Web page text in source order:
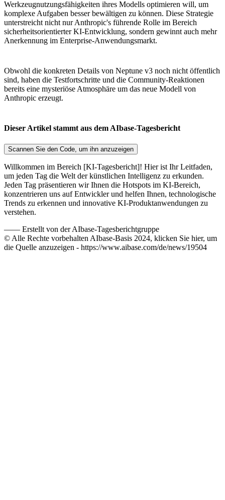
Werkzeugnutzungsfähigkeiten ihres Modells optimieren will, um
komplexe Aufgaben besser bewältigen zu können. Diese Strategie
unterstreicht nicht nur Anthropic's führende Rolle im Bereich
sicherheitsorientierter KI-Entwicklung, sondern gewinnt auch mehr
Anerkennung im Enterprise-Anwendungsmarkt.
Obwohl die konkreten Details von Neptune v3 noch nicht öffentlich
sind, haben die Testfortschritte und die Community-Reaktionen
bereits eine mysteriöse Atmosphäre um das neue Modell von
Anthropic erzeugt.
Dieser Artikel stammt aus dem AIbase-Tagesbericht
Scannen Sie den Code, um ihn anzuzeigen
Willkommen im Bereich [KI-Tagesbericht]! Hier ist Ihr Leitfaden,
um jeden Tag die Welt der künstlichen Intelligenz zu erkunden.
Jeden Tag präsentieren wir Ihnen die Hotspots im KI-Bereich,
konzentrieren uns auf Entwickler und helfen Ihnen, technologische
Trends zu erkennen und innovative KI-Produktanwendungen zu
verstehen.
—— Erstellt von der AIbase-Tagesberichtgruppe
© Alle Rechte vorbehalten AIbase-Basis 2024, klicken Sie hier, um
die Quelle anzuzeigen - https://www.aibase.com/de/news/19504